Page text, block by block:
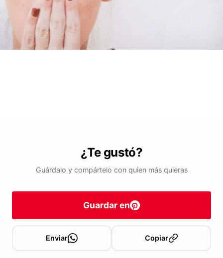
¿Te gustó?
Guárdalo y compártelo con quien más quieras
Guardar en
Enviar Copiar